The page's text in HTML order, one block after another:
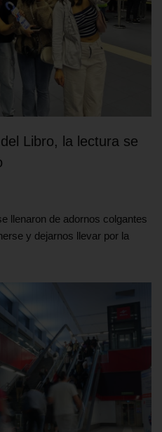
Libro, la lectura se
llenaron de adornos colgantes
y dejarnos llevar por la